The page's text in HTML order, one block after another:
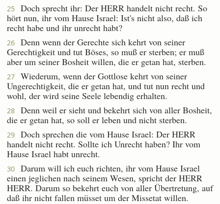
25
Doch sprecht ihr: Der HERR handelt nicht recht. So
hört nun, ihr vom Hause Israel: Ist's nicht also, daß ich
recht habe und ihr unrecht habt?
26
Denn wenn der Gerechte sich kehrt von seiner
Gerechtigkeit und tut Böses, so muß er sterben; er muß
aber um seiner Bosheit willen, die er getan hat, sterben.
27
Wiederum, wenn der Gottlose kehrt von seiner
Ungerechtigkeit, die er getan hat, und tut nun recht und
wohl, der wird seine Seele lebendig erhalten.
28
Denn weil er sieht und bekehrt sich von aller Bosheit,
die er getan hat, so soll er leben und nicht sterben.
29
Doch sprechen die vom Hause Israel: Der HERR
handelt nicht recht. Sollte ich Unrecht haben? Ihr vom
Hause Israel habt unrecht.
30
Darum will ich euch richten, ihr vom Hause Israel
einen jeglichen nach seinem Wesen, spricht der HERR
HERR. Darum so bekehrt euch von aller Übertretung, auf
daß ihr nicht fallen müsset um der Missetat willen.